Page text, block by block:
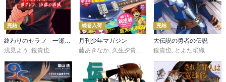
完結
終わりのセラフ 一瀬グレン、１６歳の破滅
浅見よう , 鏡貴也
続巻入荷
月刊少年マガジン
藤あきなか, 久生夕貴, 和田あつむ,岩矢滉一朗,
完結
大伝説の勇者の伝説
鏡貴也, とよた瑣織